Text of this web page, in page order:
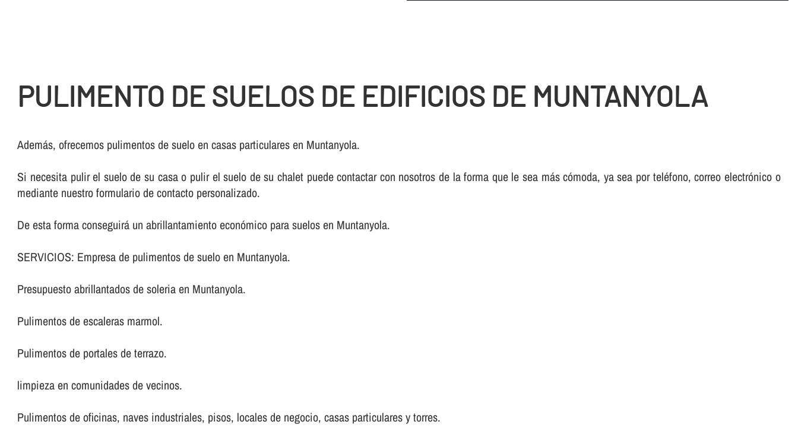
PULIMENTO DE SUELOS DE EDIFICIOS DE MUNTANYOLA
Además, ofrecemos pulimentos de suelo en casas particulares en Muntanyola.
Si necesita pulir el suelo de su casa o pulir el suelo de su chalet puede contactar con nosotros de la forma que le sea más cómoda, ya sea por teléfono, correo electrónico o
mediante nuestro formulario de contacto personalizado.
De esta forma conseguirá un abrillantamiento económico para suelos en Muntanyola.
SERVICIOS: Empresa de pulimentos de suelo en Muntanyola.
Presupuesto abrillantados de soleria en Muntanyola.
Pulimentos de escaleras marmol.
Pulimentos de portales de terrazo.
limpieza en comunidades de vecinos.
Pulimentos de oficinas, naves industriales, pisos, locales de negocio, casas particulares y torres.